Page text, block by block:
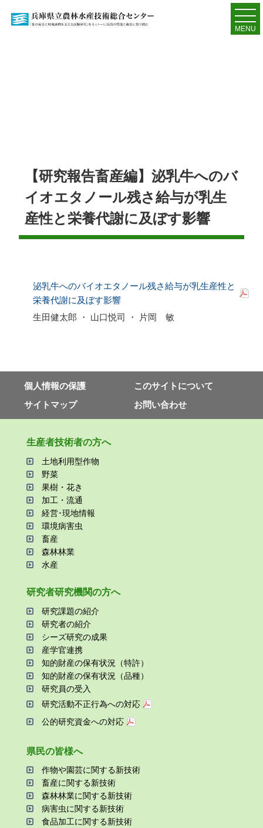
MENU
【研究報告畜産編】泌乳牛へのバ
イオエタノール残さ給与が乳生
産性と栄養代謝に及ぼす影響
泌乳牛へのバイオエタノール残さ給与が乳生産性と
栄養代謝に及ぼす影響
生田健太郎 ・ 山口悦司 ・ 片岡 敏
個⼈情報の保護
このサイトについて
サイトマップ
お問い合わせ
⽣産者技術者の⽅へ
⼟地利⽤型作物
野菜
果樹・花き
加⼯・流通
経営･現地情報
環境病害⾍
畜産
森林林業
⽔産
研究者研究機関の⽅へ
研究課題の紹介
研究者の紹介
シーズ研究の成果
産学官連携
知的財産の保有状況（特許）
知的財産の保有状況（品種）
研究員の受⼊
研究活動不正⾏為への対応
公的研究資金への対応
県⺠の皆様へ
作物や園芸に関する新技術
畜産に関する新技術
森林林業に関する新技術
病害⾍に関する新技術
⾷品加⼯に関する新技術